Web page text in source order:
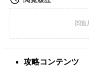
攻略コンテンツ